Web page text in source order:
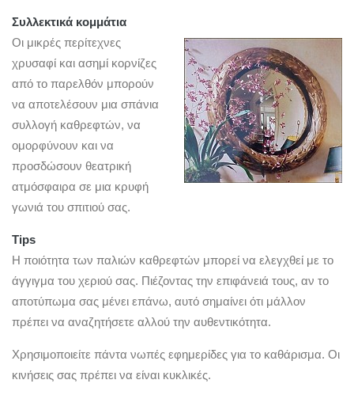
Συλλεκτικά κομμάτια
Οι μικρές περίτεχνες
χρυσαφί και ασημί κορνίζες
από το παρελθόν μπορούν
να αποτελέσουν μια σπάνια
συλλογή καθρεφτών, να
ομορφύνουν και να
προσδώσουν θεατρική
ατμόσφαιρα σε μια κρυφή
γωνιά του σπιτιού σας.
Tips
Η ποιότητα των παλιών καθρεφτών μπορεί να ελεγχθεί με το
άγγιγμα του χεριού σας. Πιέζοντας την επιφάνειά τους, αν το
αποτύπωμα σας μένει επάνω, αυτό σημαίνει ότι μάλλον
πρέπει να αναζητήσετε αλλού την αυθεντικότητα.
Χρησιμοποιείτε πάντα νωπές εφημερίδες για το καθάρισμα. Οι
κινήσεις σας πρέπει να είναι κυκλικές.